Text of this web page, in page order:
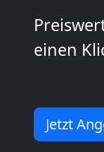
einen
Jetzt
Umzug